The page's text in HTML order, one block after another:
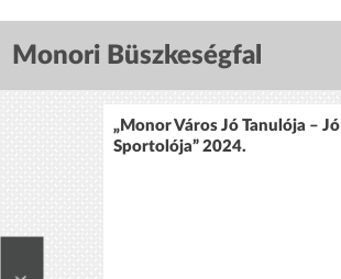
Monori Büszkeségfal
„Monor Város Jó Tanulója – Jó
Sportolója” 2024.